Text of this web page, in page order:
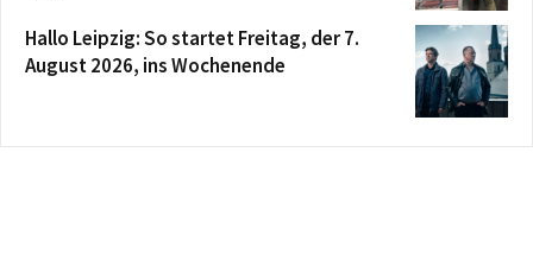
Hallo Leipzig: So startet Freitag, der 7.
August 2026, ins Wochenende